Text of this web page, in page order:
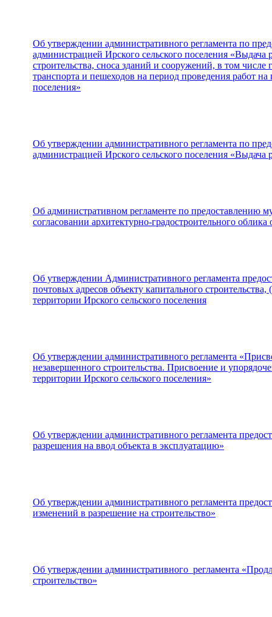
Об утверждении административного регламента по
администрацией Ирского сельского поселения
строительства, сноса зданий и сооружений, в том
транспорта и пешеходов на период проведения работ
поселения»
Об утверждении административного регламента по
администрацией Ирского сельского поселения
Об административном регламенте по предоставлению
согласовании архитектурно-градостроительного облика
Об утверждении Административного регламента
почтовых адресов объекту капитального
территории Ирского сельского поселения
Об утверждении административного регламента
незавершенного строительства. Присвоение и
территории Ирского сельского поселения»
Об утверждении административного регламента
разрешения на ввод объекта в эксплуатацию»
Об утверждении административного регламента
изменений в разрешение на строительство»
Об утверждении административного регламента
строительство»